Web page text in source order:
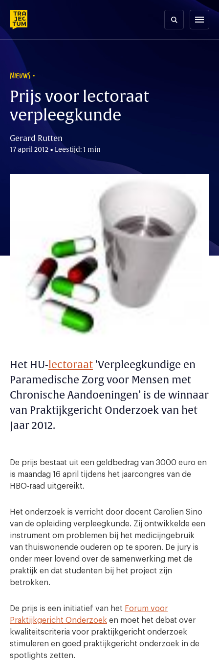
content
menu
NIEUWS
Prijs voor lectoraat
verpleegkunde
Gerard Rutten
17 april 2012 • Leestijd: 1 min
Het HU-lectoraat ‘Verpleegkundige en
Paramedische Zorg voor Mensen met
Chronische Aandoeningen’ is de winnaar
van Praktijkgericht Onderzoek van het
Jaar 2012.
De prijs bestaat uit een geldbedrag van 3000 euro en
is maandag 16 april tijdens het jaarcongres van de
HBO-raad uitgereikt.
Het onderzoek is verricht door docent Carolien Sino
van de opleiding verpleegkunde. Zij ontwikkelde een
instrument om problemen bij het medicijngebruik
van thuiswonende ouderen op te sporen. De jury is
onder meer lovend over de samenwerking met de
praktijk en dat studenten bij het project zijn
betrokken.
De prijs is een initiatief van het Forum voor
Praktijkgericht Onderzoek en moet het debat over
kwaliteitscriteria voor praktijkgericht onderzoek
stimuleren en goed praktijkgericht onderzoek in de
spotlights zetten.